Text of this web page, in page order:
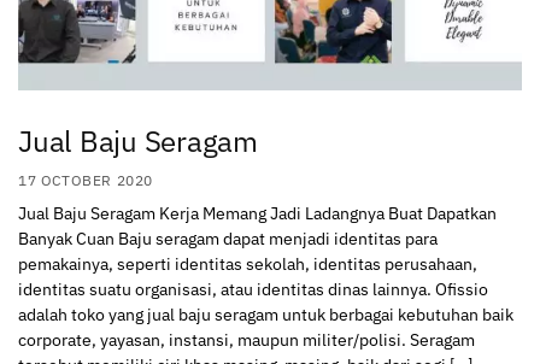
Jual Baju Seragam
17 OCTOBER 2020
Jual Baju Seragam Kerja Memang Jadi Ladangnya Buat Dapatkan
Banyak Cuan Baju seragam dapat menjadi identitas para
pemakainya, seperti identitas sekolah, identitas perusahaan,
identitas suatu organisasi, atau identitas dinas lainnya. Ofissio
adalah toko yang jual baju seragam untuk berbagai kebutuhan baik
corporate, yayasan, instansi, maupun militer/polisi. Seragam